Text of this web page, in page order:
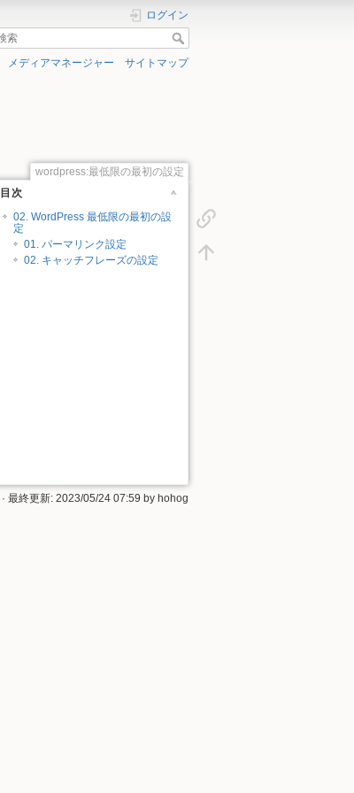
ログイン
メディアマネージャー サイトマップ
wordpress:最低限の最初の設定
目次
02. WordPress 最低限の最初の設
定
01. パーマリンク設定
02. キャッチフレーズの設定
· 最終更新: 2023/05/24 07:59 by hohog